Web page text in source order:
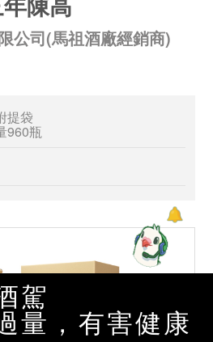
公司(馬祖酒廠經銷商)
提袋
960瓶
駕
量，有害健康